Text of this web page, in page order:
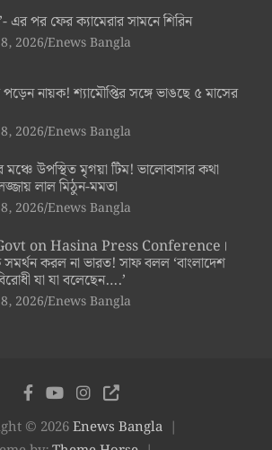
এর পর ফের ক্যামেরার সামনে শিরিন
2026 Enews Bangla
পড়েন নায়ক! শ্যামৌপ্তির সঙ্গে ভাঙছে ৫ মাসের
2026 Enews Bangla
মঞ্চে উপস্থিত মৃগয়া টিম! ভালোবাসার কথা
লাল মিঠুন-মমতা
2026 Enews Bangla
on Hasina Press Conference।
সমর্থন করল না ভারত! সাফ বলল ‘বাংলাদেশ
যা যা বলেছেন….’
2026 Enews Bangla
© 2026Enews Bangla